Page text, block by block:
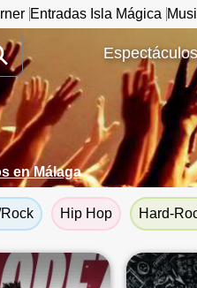
Entradas Isla Mágica
en Málaga
Hip Hop Hard-